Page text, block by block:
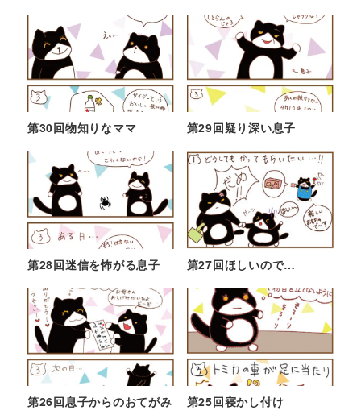
第30回物知りなママ 第29回疑り深い息子
第28回迷信を怖がる息子 第27回ほしいので…
第26回息子からのおてがみ 第25回寝かし付け